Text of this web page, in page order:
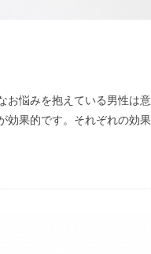
お悩みを抱えている男性は
果的です。それぞれの効